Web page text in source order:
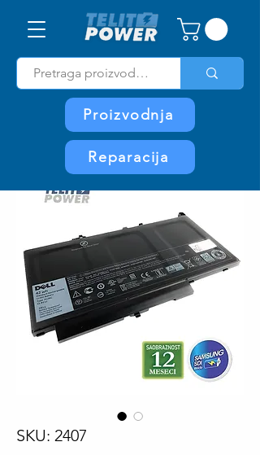
Proizvodnja
Reparacija
SKU: 2407